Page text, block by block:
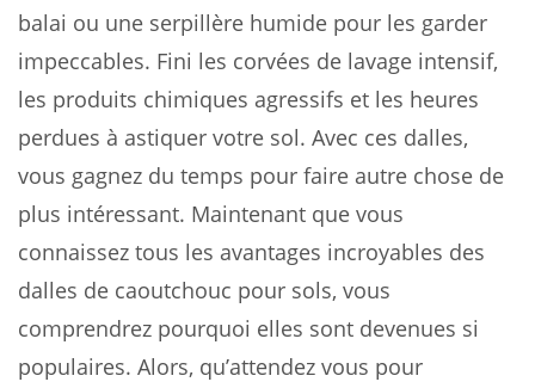
balai ou une serpillère humide pour les garder
impeccables. Fini les corvées de lavage intensif,
les produits chimiques agressifs et les heures
perdues à astiquer votre sol. Avec ces dalles,
vous gagnez du temps pour faire autre chose de
plus intéressant. Maintenant que vous
connaissez tous les avantages incroyables des
dalles de caoutchouc pour sols, vous
comprendrez pourquoi elles sont devenues si
populaires. Alors, qu’attendez vous pour